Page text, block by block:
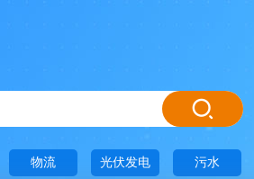
物流 光伏发电 污水